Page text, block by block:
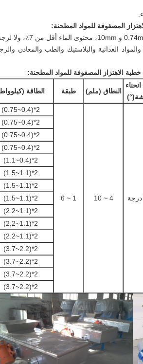
المصفوفة للمواد المطحنة:
الغذائية والبلاستيك والطب والمعادن
الاهتزاز المصفوفة للمواد المطحنة:
(°)
النطاق (ملم) طبقة الطاقة
4 ~ 10
1 ~ 6
2*(0.4~0.75)
2*(0.4~0.75)
2*(0.4~0.75)
2*(0.4~0.75)
2*(0.4~1.1)
2*(1.1~1.5)
2*(1.1~1.5)
2*(1.1~1.5)
2*(1.1~2.2)
2*(1.1~2.2)
2*(1.1~2.2)
2*(2.2~3.7)
2*(2.2~3.7)
2*(2.2~3.7)
2*(2.2~3.7)